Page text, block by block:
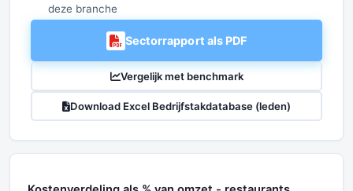
deze branche
Sectorrapport als PDF
Vergelijk met benchmark
Download Excel Bedrijfstakdatabase (leden)